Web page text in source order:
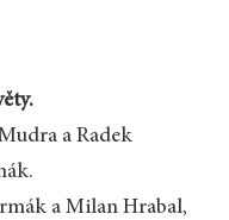
a Radek
a Milan Hrabal,